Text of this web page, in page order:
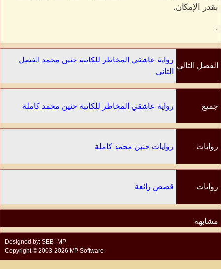
بقدر الإمكان.
.
الفصل التالي
رواية عاشقي المخاطر للكاتبة حنين محمد الفصل
الثاني
جميع رواية عاشقي المخاطر للكاتبة حنين محمد كاملة
روايات روايات حنين محمد كاملة
روايات
مشابهة
قصص رائعة
Designed by: SEB_MP
Copyright © 2003-2026 MP Software